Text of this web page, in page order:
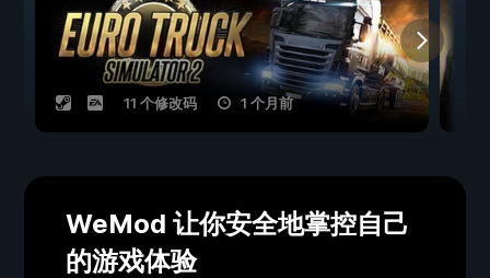
11 个修改码 1 个月前
WeMod 让你安全地掌控自己
的游戏体验